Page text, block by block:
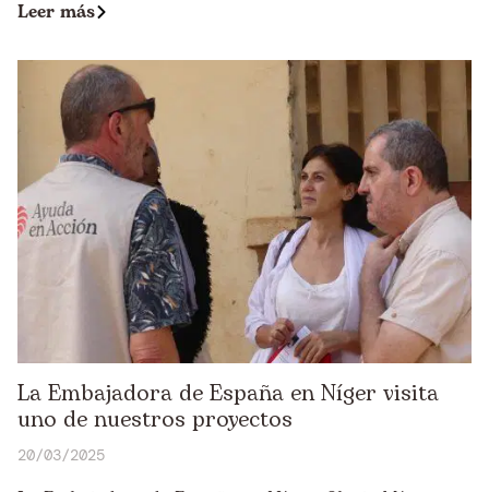
Leer más
La Embajadora de España en Níger visita
uno de nuestros proyectos
20/03/2025